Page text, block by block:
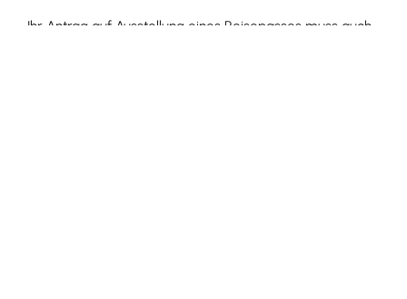
Ihr Antrag auf Ausstellung eines Reisepasses muss auch